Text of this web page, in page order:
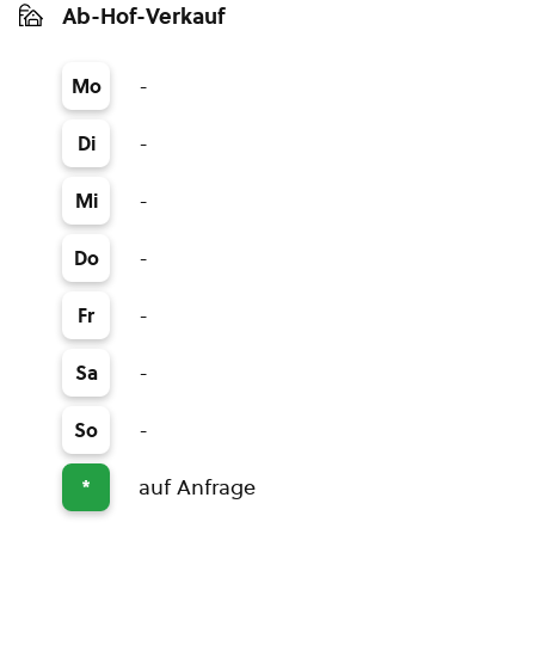
Ab-Hof-Verkauf
Mo -
Di -
Mi -
Do -
Fr -
Sa -
So -
* auf Anfrage